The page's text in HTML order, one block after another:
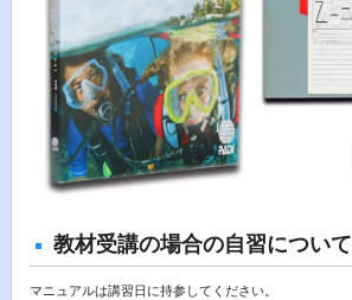
教材受講の場合の自習について
マニュアルは講習日に持参してください。